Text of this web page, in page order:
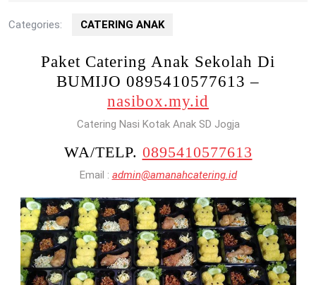
Categories: CATERING ANAK
Paket Catering Anak Sekolah Di
BUMIJO 0895410577613 –
nasibox.my.id
Catering Nasi Kotak Anak SD Jogja
WA/TELP. 0895410577613
Email : admin@amanahcatering.id